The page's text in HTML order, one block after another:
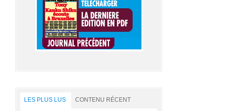
LES PLUS LUS CONTENU RÉCENT